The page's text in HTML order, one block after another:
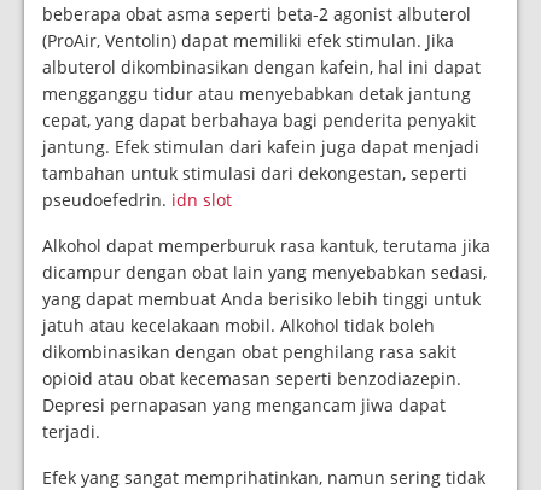
beberapa obat asma seperti beta-2 agonist albuterol
(ProAir, Ventolin) dapat memiliki efek stimulan. Jika
albuterol dikombinasikan dengan kafein, hal ini dapat
mengganggu tidur atau menyebabkan detak jantung
cepat, yang dapat berbahaya bagi penderita penyakit
jantung. Efek stimulan dari kafein juga dapat menjadi
tambahan untuk stimulasi dari dekongestan, seperti
pseudoefedrin. idn slot
Alkohol dapat memperburuk rasa kantuk, terutama jika
dicampur dengan obat lain yang menyebabkan sedasi,
yang dapat membuat Anda berisiko lebih tinggi untuk
jatuh atau kecelakaan mobil. Alkohol tidak boleh
dikombinasikan dengan obat penghilang rasa sakit
opioid atau obat kecemasan seperti benzodiazepin.
Depresi pernapasan yang mengancam jiwa dapat
terjadi.
Efek yang sangat memprihatinkan, namun sering tidak